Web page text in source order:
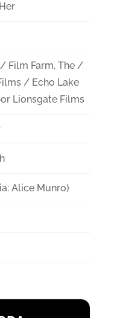
Film Farm, The /
/ Echo Lake
Lionsgate Films
Alice Munro)